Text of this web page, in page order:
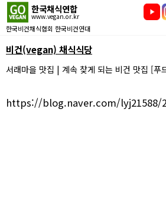
한국채식연합
www.vegan.or.kr
한국비건채식협회 한국비건연대
비건(vegan) 채식식당
서래마을 맛집 | 계속 찾게 되는 비건 맛집 [푸
https://blog.naver.com/lyj21588/